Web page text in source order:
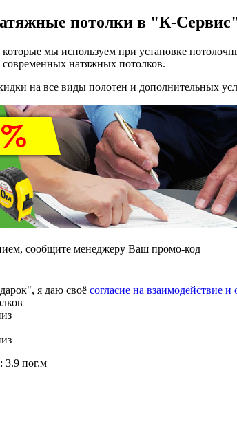
потолки в "К-
мы используем при установке
натяжных потолков.
на все виды полотен и дополнительных
сообщите менеджеру Ваш промо-код
я даю своё согласие на взаимодействие
3.9 пог.м